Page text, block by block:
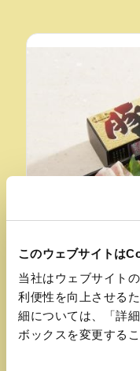
このウェブサイトは
当社はウェブサイト
利便性を向上させる
細については、「詳
ボックスを変更する
おすすめ品
ふくのしま豚